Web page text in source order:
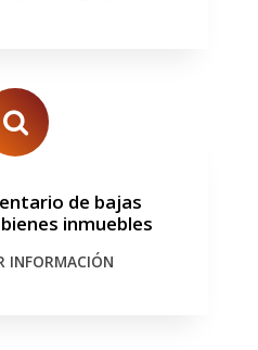
de bajas
inmuebles
INFORMACIÓN